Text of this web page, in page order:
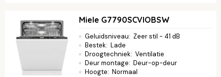
Miele G7790SCVIOBSW
Geluidsniveau: Zeer stil - 41 dB
Bestek: Lade
Droogtechniek: Ventilatie
Deur montage: Deur-op-deur
Hoogte: Normaal